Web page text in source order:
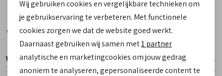
Winkelvoorraad
Analytische cookies
Marketing cookies
Wij gebruiken cookies en vergelijkbare technieken om
je gebruikservaring te verbeteren. Met functionele
cookies zorgen we dat de website goed werkt.
Daarnaast gebruiken wij samen met1 partner
analytische en marketingcookies om jouw gedrag
anoniem te analyseren, gepersonaliseerde content te